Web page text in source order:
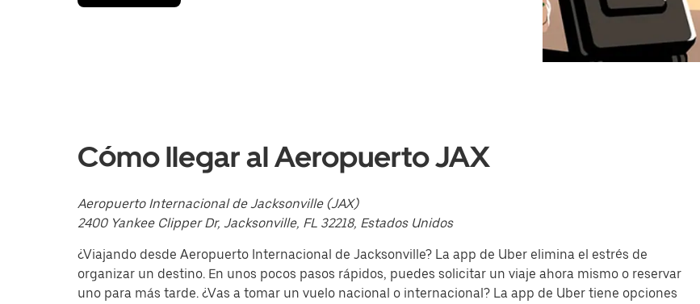
flecha
una
fecha.
la
tecla Esc
para
el
calendario.
Cómo llegar al Aeropuerto JAX
Aeropuerto Internacional de Jacksonville (JAX)
2400 Yankee Clipper Dr, Jacksonville, FL 32218, Estados Unidos
¿Viajando desde Aeropuerto Internacional de Jacksonville? La app de Uber elimina el estrés de
organizar un destino. En unos pocos pasos rápidos, puedes solicitar un viaje ahora mismo o reservar
uno para más tarde. ¿Vas a tomar un vuelo nacional o internacional? La app de Uber tiene opciones